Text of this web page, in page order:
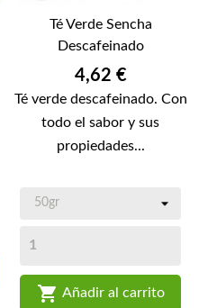
Té Verde Sencha
Descafeinado
Precio
4,62 €
Té verde descafeinado. Con
todo el sabor y sus
propiedades...
 Añadir al carrito